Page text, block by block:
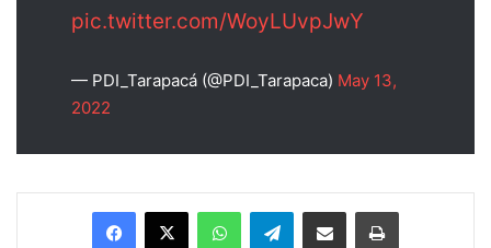
pic.twitter.com/WoyLUvpJwY
— PDI_Tarapacá (@PDI_Tarapaca) May 13,
2022
Facebook
X WhatsAppTelegramEnviar vía email Imprimir